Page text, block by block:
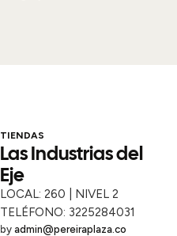
TIENDAS
Las Industrias del
Eje
LOCAL: 260 | NIVEL 2
TELÉFONO: 3225284031
by admin@pereiraplaza.co